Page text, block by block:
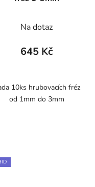
Na dotaz
645 Kč
10ks hrubovacích fréz
od 1mm do 3mm